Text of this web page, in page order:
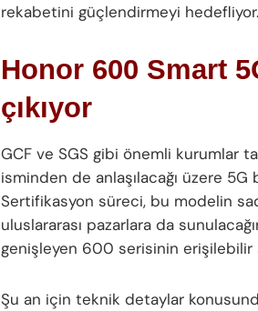
rekabetini güçlendirmeyi hedefliyor.
Honor 600 Smart
çıkıyor
GCF ve SGS gibi önemli kurumlar
isminden de anlaşılacağı üzere
Sertifikasyon süreci, bu modelin
uluslararası pazarlara da
genişleyen 600 serisinin erişilebilir
Şu an için teknik detaylar